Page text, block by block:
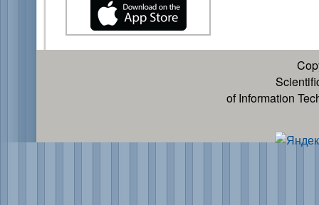
of Information